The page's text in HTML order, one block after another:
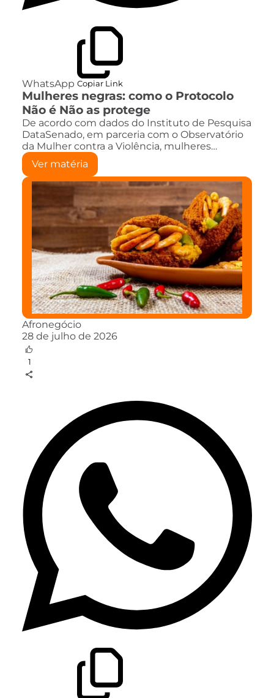
WhatsApp Copiar Link
Mulheres negras: como o Protocolo
Não é Não as protege
De acordo com dados do Instituto de Pesquisa
DataSenado, em parceria com o Observatório
da Mulher contra a Violência, mulheres…
Ver matéria
Afronegócio
28 de julho de 2026
1